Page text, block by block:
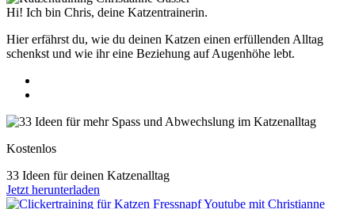
Hi! Ich bin Chris, deine Katzentrainerin.
Hier erfährst du, wie du deinen Katzen einen erfüllenden Alltag
schenkst und wie ihr eine Beziehung auf Augenhöhe lebt.
Kostenlos
33 Ideen für deinen Katzenalltag
Jetzt herunterladen